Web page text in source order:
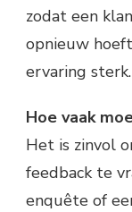
zodat een
opnieuw
ervaring sterk.
Hoe vaak
Het is zinvol
feedback te
enquête of